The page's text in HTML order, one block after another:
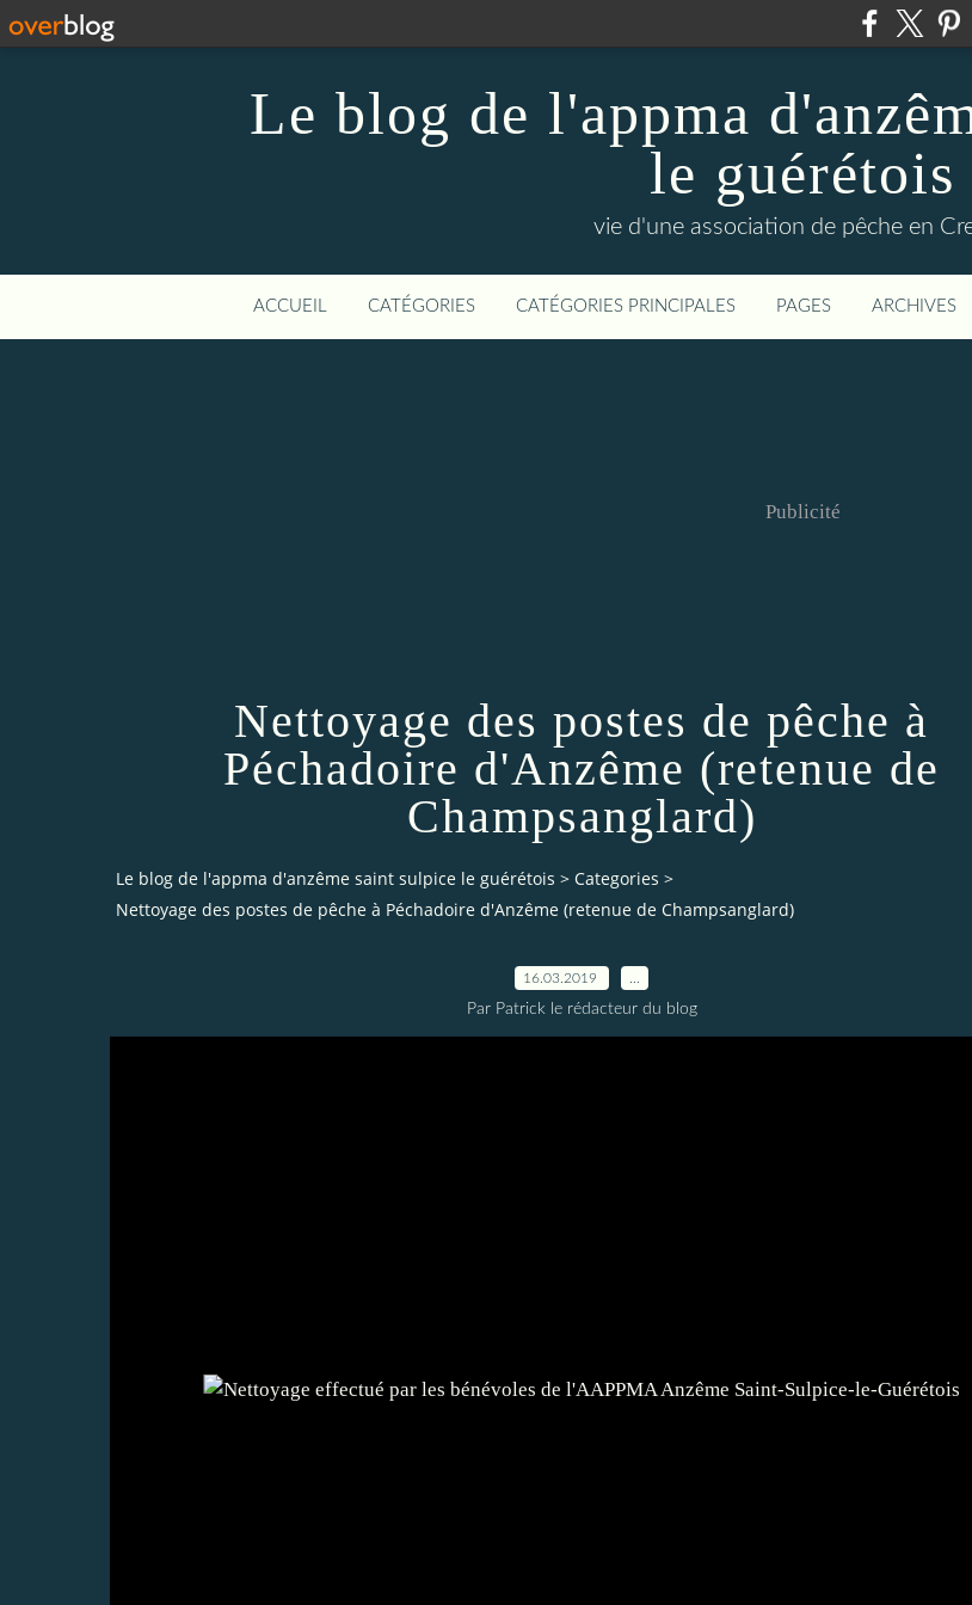
Le blog de l'appma
le guérétois
vie d'une association de pêche en
ACCUEIL CATÉGORIES CATÉGORIES PRINCIPALES PAGES ARCHIVES
Publicité
Nettoyage des postes de pêche à
Péchadoire d'Anzême (retenue de
Champsanglard)
Le blog de l'appma d'anzême saint sulpice le guérétois > Categories >
Nettoyage des postes de pêche à Péchadoire d'Anzême (retenue de Champsanglard)
16.03.2019
Par Patrick le rédacteur du blog